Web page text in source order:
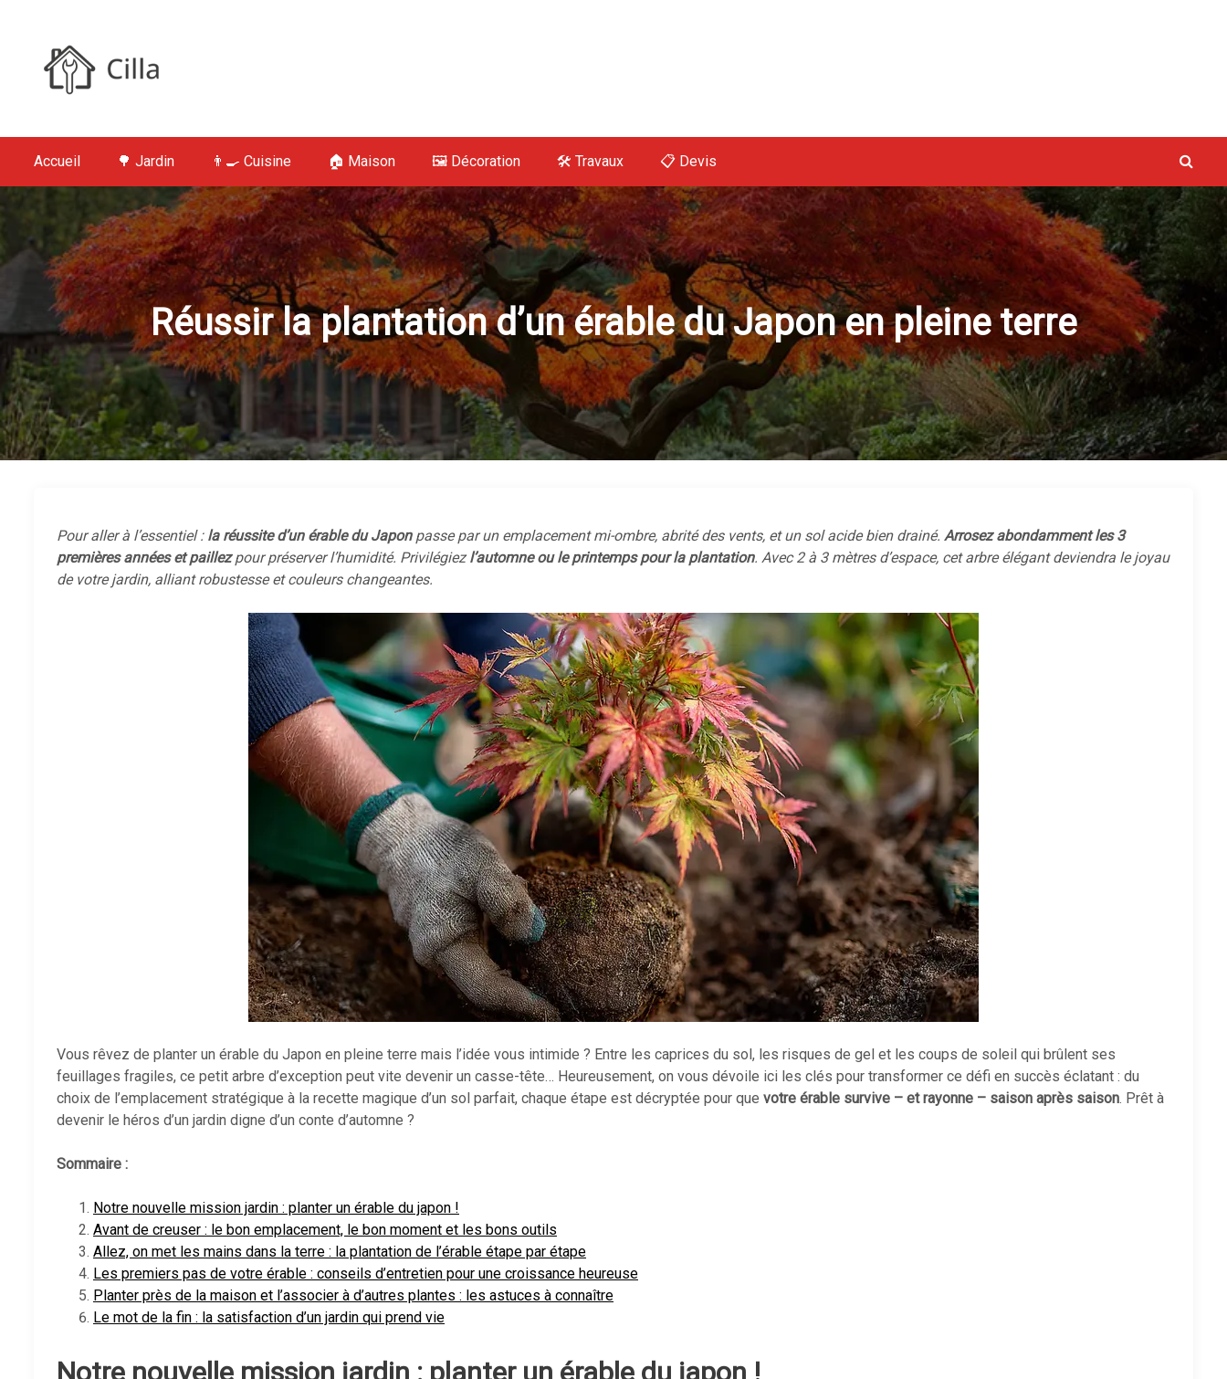
c
n
t
n
t
Cilla : Jardin, Maison, Déco, Travaux
Accueil 🌳 Jardin 👨‍🍳 Cuisine 🏠 Maison 🖼️ Décoration 🛠 Travaux 📋 Devis
Réussir la plantation d’un érable du Japon en pleine terre
Pour aller à l’essentiel : la réussite d’un érable du Japonpasse par un emplacement mi-ombre, abrité des vents, et un sol acide bien drainé. Arrosez abondamment les 3
premières années et paillezpour préserver l’humidité. Privilégiez l’automne ou le printemps pour la plantation. Avec 2 à 3 mètres d’espace, cet arbre élégant deviendra le joyau
de votre jardin, alliant robustesse et couleurs changeantes.
Vous rêvez de planter un érable du Japon en pleine terre mais l’idée vous intimide ? Entre les caprices du sol, les risques de gel et les coups de soleil qui brûlent ses
feuillages fragiles, ce petit arbre d’exception peut vite devenir un casse-tête… Heureusement, on vous dévoile ici les clés pour transformer ce défi en succès éclatant : du
choix de l’emplacement stratégique à la recette magique d’un sol parfait, chaque étape est décryptée pour que votre érable survive – et rayonne – saison après saison. Prêt à
devenir le héros d’un jardin digne d’un conte d’automne ?
Sommaire :
Notre nouvelle mission jardin : planter un érable du japon !
Avant de creuser : le bon emplacement, le bon moment et les bons outils
Allez, on met les mains dans la terre : la plantation de l’érable étape par étape
Les premiers pas de votre érable : conseils d’entretien pour une croissance heureuse
Planter près de la maison et l’associer à d’autres plantes : les astuces à connaître
Le mot de la fin : la satisfaction d’un jardin qui prend vie
Notre nouvelle mission jardin : planter un érable du japon !